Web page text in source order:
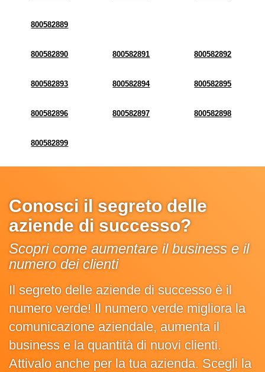
800582889
800582890 800582891 800582892
800582893 800582894 800582895
800582896 800582897 800582898
800582899
Conosci il segreto delle
aziende di successo?
Scopri come aumentare il business e il
numero dei clienti
Il segreto delle aziende di successo è il
numero verde! Il numero verde migliora la
comunicazione aziendale, aumenta il
business e la quantità di nuovi clienti.
Attivalo anche per la tua azienda. Scegli la